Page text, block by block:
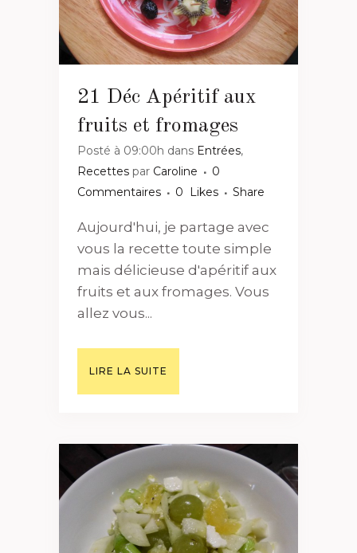
21 Déc Apéritif aux
fruits et fromages
Posté à 09:00h dans Entrées,
Recettes par Caroline
0
Commentaires
0 Likes Share
Aujourd'hui, je partage avec
vous la recette toute simple
mais délicieuse d'apéritif aux
fruits et aux fromages. Vous
allez vous...
LIRE LA SUITE